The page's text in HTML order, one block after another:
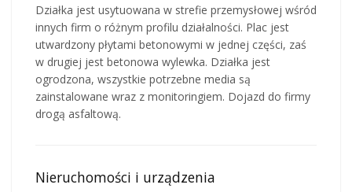
Działka jest usytuowana w strefie przemysłowej wśród
innych firm o różnym profilu działalności. Plac jest
utwardzony płytami betonowymi w jednej części, zaś
w drugiej jest betonowa wylewka. Działka jest
ogrodzona, wszystkie potrzebne media są
zainstalowane wraz z monitoringiem. Dojazd do firmy
drogą asfaltową.
Nieruchomości i urządzenia